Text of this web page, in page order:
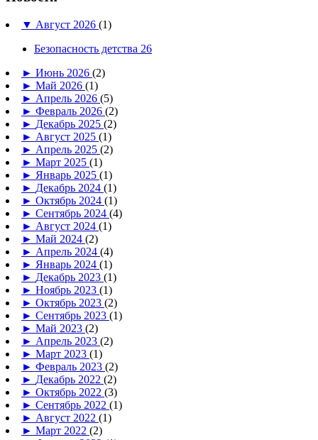
▼ Август 2026 (1)
Безопасность детства 26
► Июнь 2026 (2)
► Май 2026 (1)
► Апрель 2026 (5)
► Февраль 2026 (2)
► Декабрь 2025 (2)
► Август 2025 (1)
► Апрель 2025 (2)
► Март 2025 (1)
► Январь 2025 (1)
► Декабрь 2024 (1)
► Октябрь 2024 (1)
► Сентябрь 2024 (4)
► Август 2024 (1)
► Май 2024 (2)
► Апрель 2024 (4)
► Январь 2024 (1)
► Декабрь 2023 (1)
► Ноябрь 2023 (1)
► Октябрь 2023 (2)
► Сентябрь 2023 (1)
► Май 2023 (2)
► Апрель 2023 (2)
► Март 2023 (1)
► Февраль 2023 (2)
► Декабрь 2022 (2)
► Октябрь 2022 (3)
► Сентябрь 2022 (1)
► Август 2022 (1)
► Март 2022 (2)